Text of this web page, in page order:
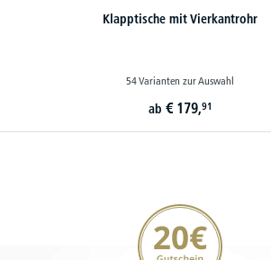
Klapptische mit Vierkantrohr
54 Varianten zur Auswahl
ab € 179,91
20€ Gutschein sichern